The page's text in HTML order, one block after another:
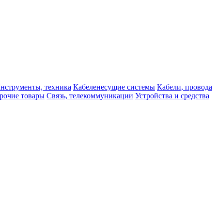
техника Кабеленесущие системы Кабели, провода
товары Связь, телекоммуникации Устройства и средства